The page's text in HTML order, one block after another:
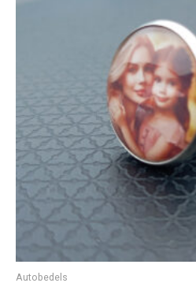
Autobedels